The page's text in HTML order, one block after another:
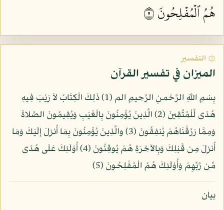
هُمُ ٱلۡمُفۡلِحُونَ ٥
۞ التفسير
الميزان في تفسير القرآن
بِسْمِ اللّهِ الرَّحْمنِ الرَّحِيمِ الم (1) ذَلِكَ الْكِتَابُ لاَ رَيْبَ فِيهِ
هُدًى لِّلْمُتَّقِينَ (2) الَّذِينَ يُؤْمِنُونَ بِالْغَيْبِ وَيُقِيمُونَ الصَّلاةَ
وَمِمَّا رَزَقْنَاهُمْ يُنفِقُونَ (3) والَّذِينَ يُؤْمِنُونَ بِمَا أُنزِلَ إِلَيْكَ وَمَا
أُنزِلَ مِن قَبْلِكَ وَبِالآخِرَةِ هُمْ يُوقِنُونَ (4) أُوْلَئِكَ عَلَى هُدًى
مِّن رَّبِّهِمْ وَأُوْلَئِكَ هُمُ الْمُفْلِحُونَ (5)
بيان